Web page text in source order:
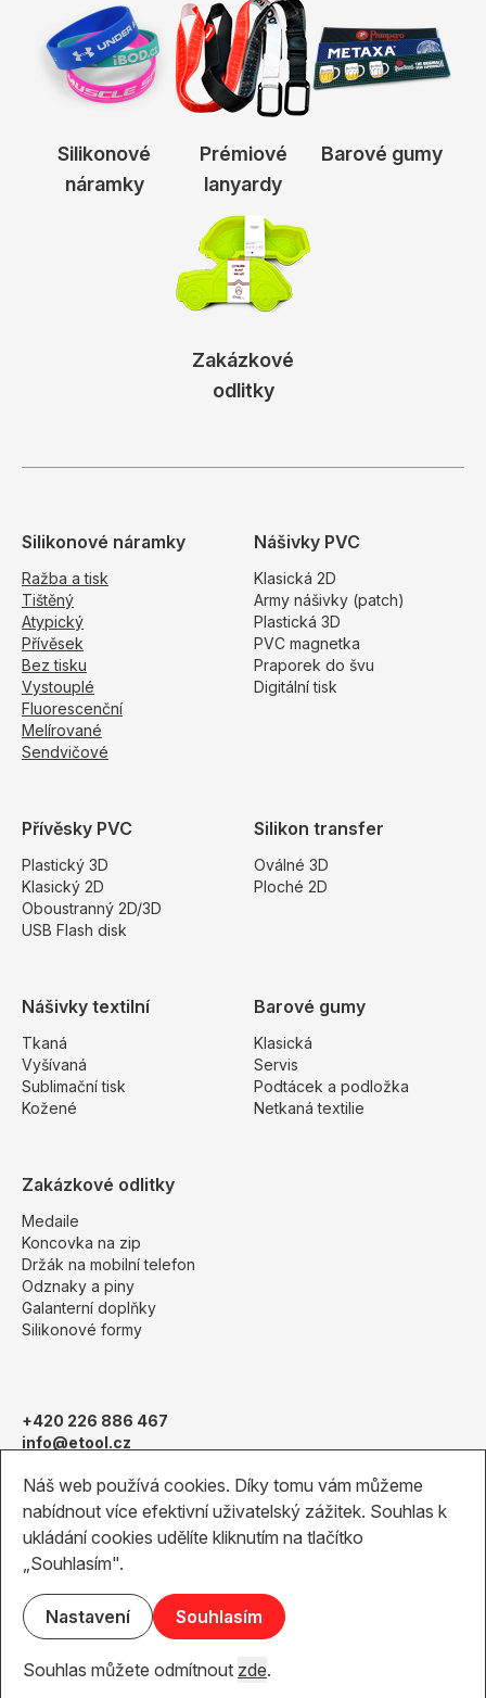
Silikonové
náramky
Prémiové
lanyardy
Barové gumy
Zakázkové
odlitky
Silikonové náramky
Ražba a tisk
Tištěný
Atypický
Přívěsek
Bez tisku
Vystouplé
Fluorescenční
Melírované
Sendvičové
Nášivky PVC
Klasická 2D
Army nášivky (patch)
Plastická 3D
PVC magnetka
Praporek do švu
Digitální tisk
Přívěsky PVC
Plastický 3D
Klasický 2D
Oboustranný 2D/3D
USB Flash disk
Silikon transfer
Oválné 3D
Ploché 2D
Nášivky textilní
Tkaná
Vyšívaná
Sublimační tisk
Kožené
Barové gumy
Klasická
Servis
Podtácek a podložka
Netkaná textilie
Zakázkové odlitky
Medaile
Koncovka na zip
Držák na mobilní telefon
Odznaky a piny
Galanterní doplňky
Silikonové formy
+420 226 886 467
info@etool.cz
Pantone vzorník
2026 © tool-produkce s.r.o.
Hornoměcholupská 476/8, Praha 10 – Hostivař, CZ 102 00
Zobrazit na mapě
Created by MONSTER MEDIA, s.r.o.
Náš web používá cookies. Díky tomu vám můžeme
nabídnout více efektivní uživatelský zážitek. Souhlas k
ukládání cookies udělíte kliknutím na tlačítko
„Souhlasím".
Nastavení Souhlasím
Souhlas můžete odmítnout zde.